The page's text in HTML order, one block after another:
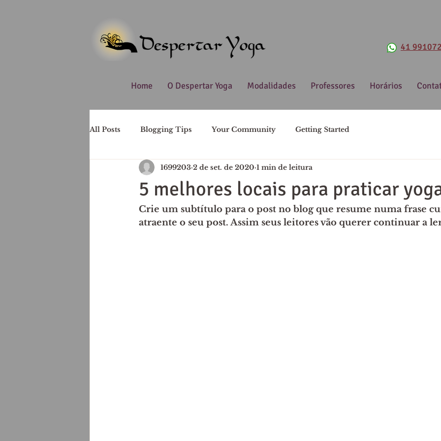
41
Home O Despertar Yoga Modalidades Professores Horários
All Posts Blogging Tips Your Community Getting Started
5 melhores locais para praticar
1699203 2 de set. de 2020 1 min de leitura
Crie um subtítulo para o post no blog que resume numa frase
atraente o seu post. Assim seus leitores vão querer continuar a